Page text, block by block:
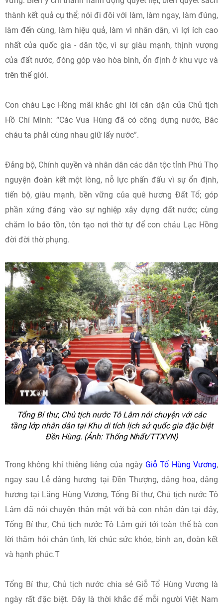
thành kết quả cụ thể; nói đi đôi với làm, làm ngay, làm đúng,
làm đến cùng, làm hiệu quả, làm vì nhân dân, vì lợi ích cao
nhất của quốc gia - dân tộc, vì sự giàu mạnh, thịnh vượng
của đất nước, đóng góp vào hòa bình, ổn định ở khu vực và
trên thế giới.
Con cháu Lạc Hồng mãi khắc ghi lời căn dặn của Chủ tịch
Hồ Chí Minh: “Các Vua Hùng đã có công dựng nước, Bác
cháu ta phải cùng nhau giữ lấy nước”.
Đảng bộ, Chính quyền và nhân dân các dân tộc tỉnh Phú Thọ
nguyện đoàn kết một lòng, nỗ lực phấn đấu vì sự ổn định,
tiến bộ, giàu mạnh, bền vững của quê hương Đất Tổ; góp
phần xứng đáng vào sự nghiệp xây dựng đất nước; cùng
chăm lo bảo tồn, tôn tạo nơi thờ tự để con cháu Lạc Hồng
đời đời thờ phụng.
Tổng Bí thư, Chủ tịch nước Tô Lâm nói chuyện với các
tầng lớp nhân dân tại Khu di tích lịch sử quốc gia đặc biệt
Đền Hùng. (Ảnh: Thống Nhất/TTXVN)
Trong không khí thiêng liêng của ngày Giỗ Tổ Hùng Vương,
ngay sau Lễ dâng hương tại Đền Thượng, dâng hoa, dâng
hương tại Lăng Hùng Vương, Tổng Bí thư, Chủ tịch nước Tô
Lâm đã nói chuyện thân mật với bà con nhân dân tại đây,
Tổng Bí thư, Chủ tịch nước Tô Lâm gửi tới toàn thể bà con
lời thăm hỏi chân tình, lời chúc sức khỏe, bình an, đoàn kết
và hạnh phúc.T
Tổng Bí thư, Chủ tịch nước chia sẻ Giỗ Tổ Hùng Vương là
ngày rất đặc biệt. Đây là thời khắc để mỗi người Việt Nam